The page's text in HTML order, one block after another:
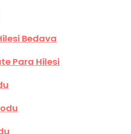
Bedava
Para Hilesi